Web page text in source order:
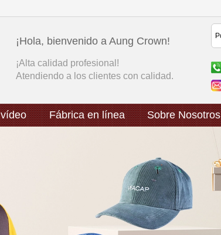
¡Hola, bienvenido a Aung Crown!
¡Alta calidad profesional!
Atendiendo a los clientes con calidad.
vídeo Fábrica en línea Sobre Nosotros